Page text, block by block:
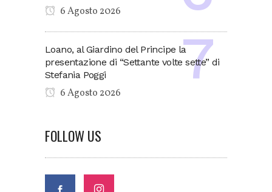
6 Agosto 2026
Loano, al Giardino del Principe la
presentazione di “Settante volte sette” di
Stefania Poggi
6 Agosto 2026
FOLLOW US